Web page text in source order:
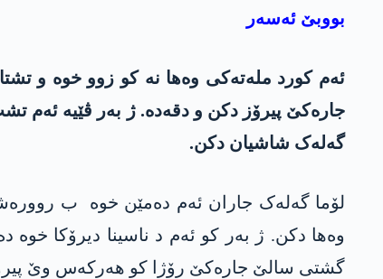
بووبێ ئەسەر
ئەم کورد ملەتەکی وەھا نە کو زوو خوە و
جارەکێ پیرۆز دکن و دقەدە. ژ بەر ڤێیە ئەم
گەلەک شاشیان دکن.
لۆما گەلەک جاران ئەم دەمێن خوە ب
وەھا دکن. ژ بەر کو ئەم د ناسینا دیرۆکا
گشتی سالێ جارەکێ رۆژا کو ھەرکەس وێ